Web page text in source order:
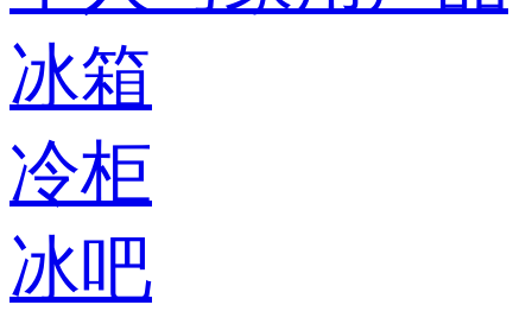
冰箱
冷柜
冰吧